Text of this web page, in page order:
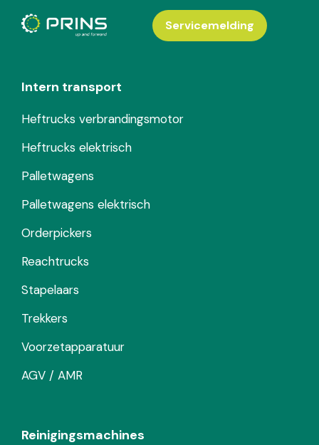
Intern transport
Heftrucks verbrandingsmotor
Heftrucks elektrisch
Palletwagens
Palletwagens elektrisch
Orderpickers
Reachtrucks
Stapelaars
Trekkers
Voorzetapparatuur
AGV / AMR
Reinigingsmachines
Servicemelding